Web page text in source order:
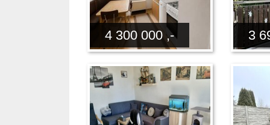
4 300 000 ,- 3